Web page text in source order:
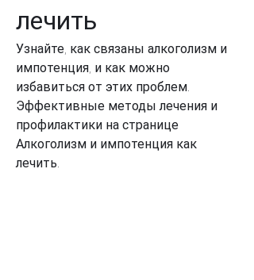
лечить
Узнайте, как связаны алкоголизм и
импотенция, и как можно
избавиться от этих проблем.
Эффективные методы лечения и
профилактики на странице
Алкоголизм и импотенция как
лечить.